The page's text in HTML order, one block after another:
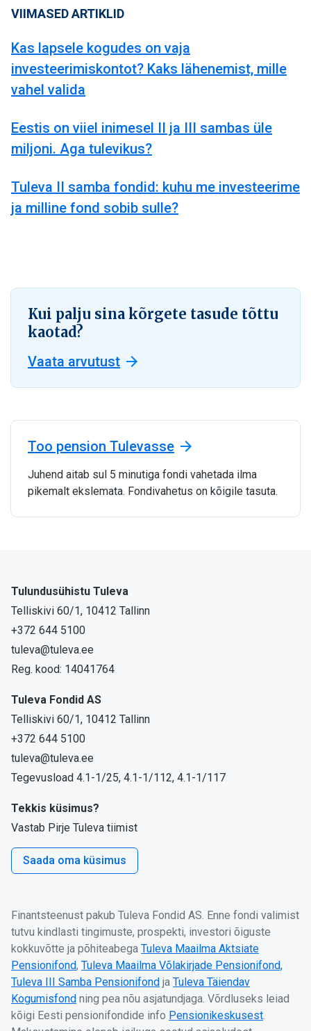
VIIMASED ARTIKLID
Kas lapsele kogudes on vaja
investeerimiskontot? Kaks lähenemist, mille
vahel valida
Eestis on viiel inimesel II ja III sambas üle
miljoni. Aga tulevikus?
Tuleva II samba fondid: kuhu me investeerime
ja milline fond sobib sulle?
Kui palju sina kõrgete tasude tõttu
kaotad?
Vaata arvutust
Too pension Tulevasse
Juhend aitab sul 5 minutiga fondi vahetada ilma
pikemalt ekslemata. Fondivahetus on kõigile tasuta.
Tulundusühistu Tuleva
Telliskivi 60/1, 10412 Tallinn
+372 644 5100
tuleva@tuleva.ee
Reg. kood: 14041764
Tuleva Fondid AS
Telliskivi 60/1, 10412 Tallinn
+372 644 5100
tuleva@tuleva.ee
Tegevusload 4.1-1/25, 4.1-1/112, 4.1-1/117
Tekkis küsimus?
Vastab Pirje Tuleva tiimist
Saada oma küsimus
Finantsteenust pakub Tuleva Fondid AS. Enne fondi valimist
tutvu kindlasti tingimuste, prospekti, investori õiguste
kokkuvõtte ja põhiteabega Tuleva Maailma Aktsiate
Pensionifond, Tuleva Maailma Võlakirjade Pensionifond,
Tuleva III Samba Pensionifond ja Tuleva Täiendav
Kogumisfond ning pea nõu asjatundjaga. Võrdluseks leiad
kõigi Eesti pensionifondide info Pensionikeskusest.